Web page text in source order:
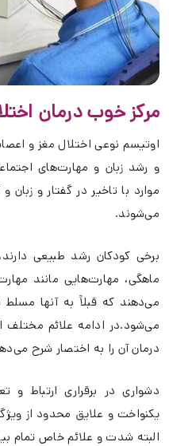
مرکز خوب درمان
اوتیسم نوعی اختلال مغز و
و رشد زبان و مهارت‌های
موارد با تاخیر در گفتار و
می‌شوند.
ماهگی، مهارت‌هایی مانند
می‌دهند که قبلاً به آنها
می‌شود.در ادامه علائم
درمان آن را به اختصار شرح
دشواری در برقراری ارتباط و
یکنواخت و علایق محدود از
البته شدت و علائم خاص تمام